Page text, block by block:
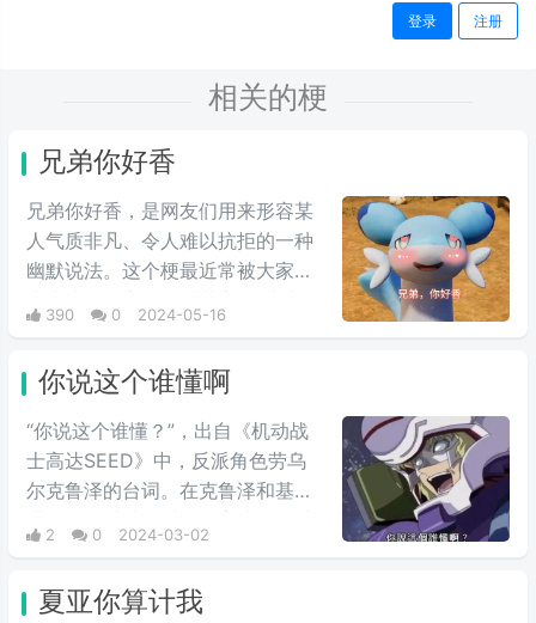
登录 注册
相关的梗
兄弟你好香
兄弟你好香，是网友们用来形容某
人气质非凡、令人难以抗拒的一种
幽默说法。这个梗最近常被大家用
来表达同性之间的爱慕之情/或者单
纯跟风玩梗。最初来自qq用户云溪
情互动的表情包，此时这个梗已经
初具雏形。而后来随着chikawa的
流行，有网友开始给chikawa配上
这类文字，两者融合后意外爆火，
表情包泛滥，传播得到处都是。
390 0 2024-05-16
你说这个谁懂啊
“你说这个谁懂？”，出自《机动战
士高达SEED》中，反派角色劳乌
尔克鲁泽的台词。在克鲁泽和基拉
进行最终对峙的时候，高‌‌‌‌‌‌‌‌达seed中
大反派反驳主角嘴炮攻击时的用
鲜感。经常会在一些冗长难懂的台
2 0 2024-03-02
夏亚你算计我